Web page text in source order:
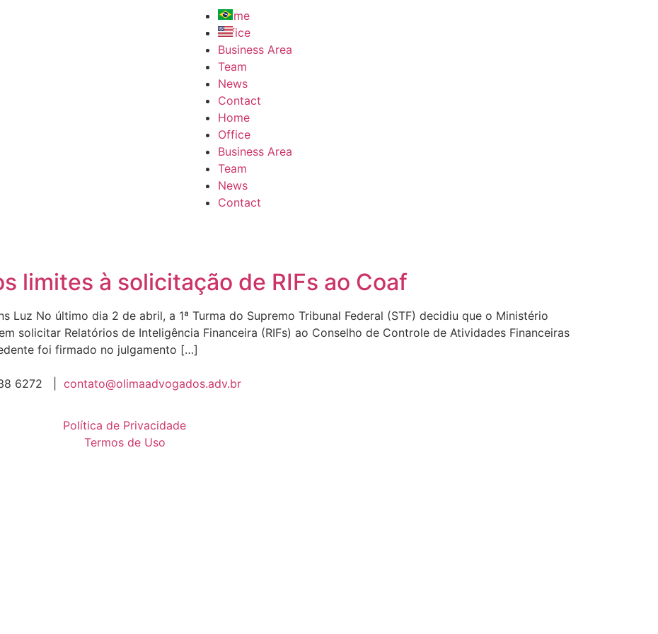
Home
Office
Business Area
Team
News
Contact
Home
Office
Business Area
Team
News
Contact
limites à solicitação de RIFs ao Coaf
Luz No último dia 2 de abril, a 1ª Turma do Supremo Tribunal Federal (STF) decidiu que o Ministério
solicitar Relatórios de Inteligência Financeira (RIFs) ao Conselho de Controle de Atividades Financeiras
foi firmado no julgamento […]
6272 | contato@olimaadvogados.adv.br
Política de Privacidade
Termos de Uso